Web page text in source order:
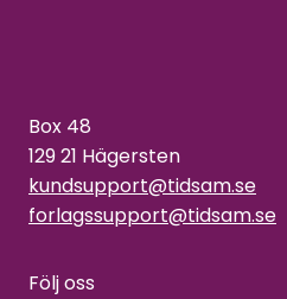
Box 48
129 21 Hägersten
kundsupport@tidsam.se
forlagssupport@tidsam.se
Följ oss